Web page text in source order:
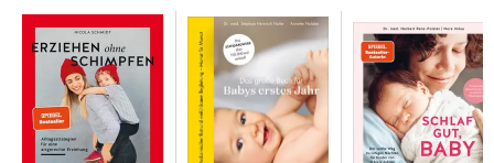
Erziehungsexperte
Jan-Uwe Rogge erklärt die Bedeutung der
Geschwister füreinander und zeigt Wege aus - oft selbst
gestellten - Fallen im Alltag. Mit-Autoren sind die beliebten
Blogger-Eltern Alu und Konsti von
großeköpfe. de, die für dieses Buch aus ihrem liebevoll-
chaotischen Familienalltag mit drei Kindern erzählen.